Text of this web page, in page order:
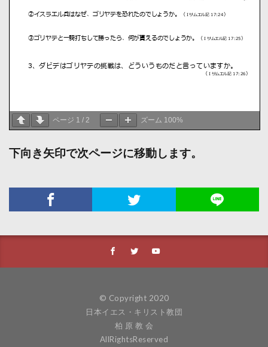
ページ 1 / 2 ズーム 100%
下向き矢印で次ページに移動します。
© Copyright 2020
日本イエス・キリスト教団
柏 原 教 会
AllRightsReserved